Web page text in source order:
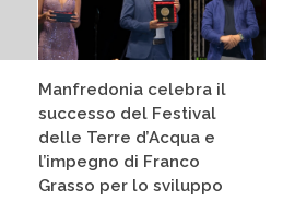
Manfredonia celebra il
successo del Festival
delle Terre d’Acqua e
l’impegno di Franco
Grasso per lo sviluppo